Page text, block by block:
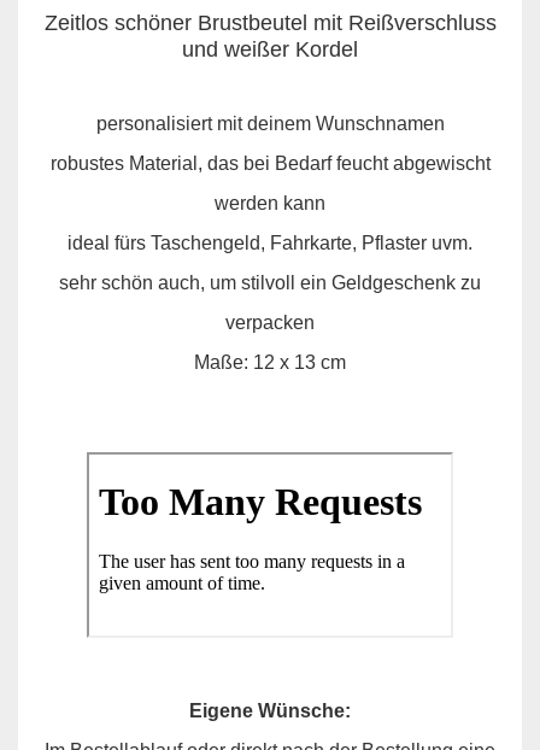
Zeitlos schöner Brustbeutel mit Reißverschluss
und weißer Kordel
personalisiert mit deinem Wunschnamen
robustes Material, das bei Bedarf feucht abgewischt
werden kann
ideal fürs Taschengeld, Fahrkarte, Pflaster uvm.
sehr schön auch, um stilvoll ein Geldgeschenk zu
verpacken
Maße: 12 x 13 cm
Eigene Wünsche: